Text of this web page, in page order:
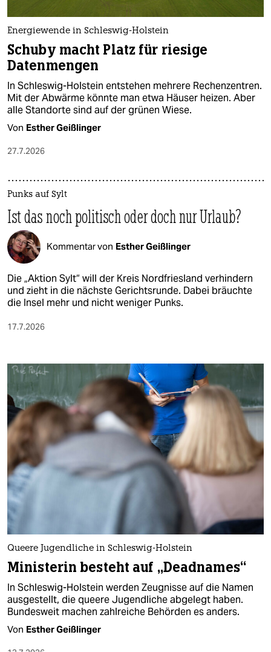
Energiewende in Schleswig-Holstein
Schuby macht Platz für riesige
Datenmengen
In Schleswig-Holstein entstehen mehrere Rechenzentren.
Mit der Abwärme könnte man etwa Häuser heizen. Aber
alle Standorte sind auf der grünen Wiese.
Von Esther Geißlinger
27.7.2026
Punks auf Sylt
Ist das noch politisch oder doch nur Urlaub?
Kommentar von Esther Geißlinger
Die „Aktion Sylt“ will der Kreis Nordfriesland verhindern
und zieht in die nächste Gerichtsrunde. Dabei bräuchte
die Insel mehr und nicht weniger Punks.
17.7.2026
Queere Jugendliche in Schleswig-Holstein
Ministerin besteht auf „Deadnames“
In Schleswig-Holstein werden Zeugnisse auf die Namen
ausgestellt, die queere Jugendliche abgelegt haben.
Bundesweit machen zahlreiche Behörden es anders.
Von Esther Geißlinger